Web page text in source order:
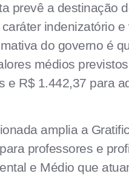
prevê a destinação
indenizatório
do governo é
médios
e R$ 1.442,37 para
amplia a
professores e
e Médio que